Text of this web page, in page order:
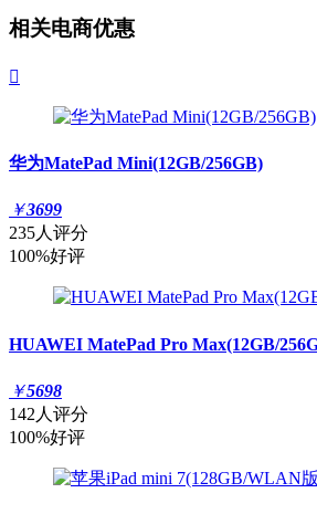
相关电商优惠

华为MatePad Mini(12GB/256GB)
￥3699
235人评分
100%好评
HUAWEI MatePad Pro Max(12GB/
￥5698
142人评分
100%好评